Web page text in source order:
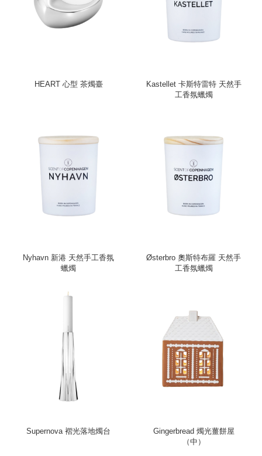
HEART 心型 茶燭臺
Kastellet 卡斯特雷特 天然手
工香氛蠟燭
Nyhavn 新港 天然手工香氛
蠟燭
Østerbro 奧斯特布羅 天然手
工香氛蠟燭
Supernova 褶光落地燭台
Gingerbread 燭光薑餅屋
（中）